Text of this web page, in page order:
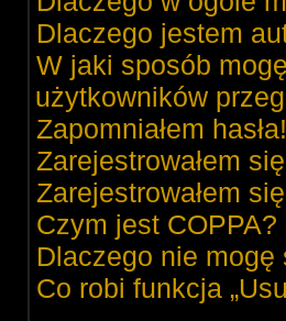
Dlaczego jestem
W jaki sposób
użytkowników
Zapomniałem hasła!
Zarejestrowałem
Zarejestrowałem
Czym jest COPPA?
Dlaczego nie
Co robi funkcja